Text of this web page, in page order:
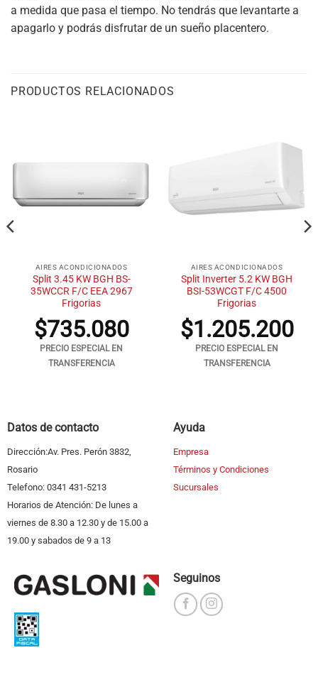
a medida que pasa el tiempo. No tendrás que levantarte a
apagarlo y podrás disfrutar de un sueño placentero.
PRODUCTOS RELACIONADOS
AIRES ACONDICIONADOS
Split 3.45 KW BGH BS-
35WCCR F/C EEA 2967
Frigorias
$735.080
PRECIO ESPECIAL EN
TRANSFERENCIA
AIRES ACONDICIONADOS
Split Inverter 5.2 KW BGH
BSI-53WCGT F/C 4500
Frigorias
$1.205.200
PRECIO ESPECIAL EN
TRANSFERENCIA
Datos de contacto
Dirección:Av. Pres. Perón 3832,
Rosario
Telefono: 0341 431-5213
Horarios de Atención: De lunes a
viernes de 8.30 a 12.30 y de 15.00 a
19.00 y sabados de 9 a 13
Ayuda
Empresa
Términos y Condiciones
Sucursales
Seguinos